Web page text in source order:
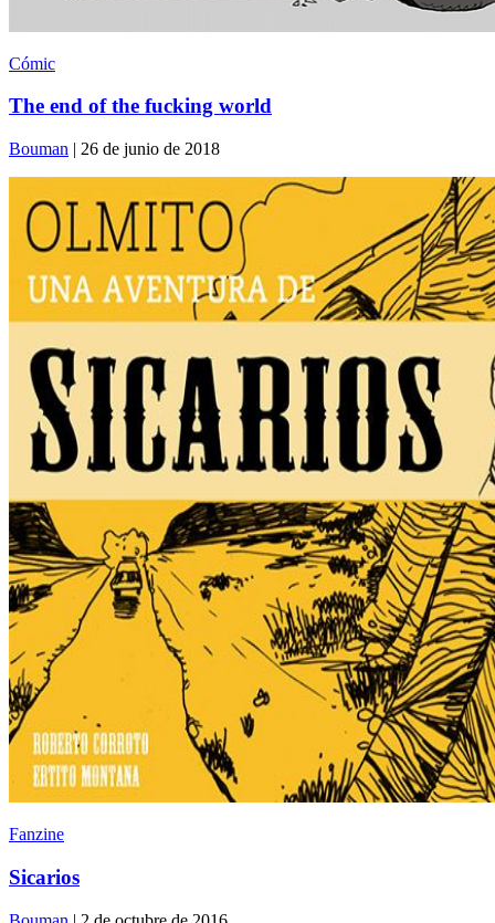
Cómic
The end of the fucking world
Bouman | 26 de junio de 2018
Fanzine
Sicarios